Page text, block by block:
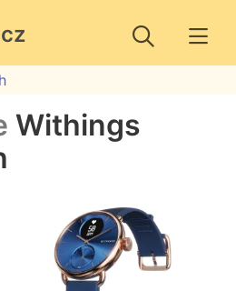
Withings